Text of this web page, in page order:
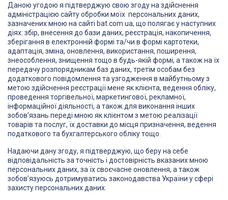
Даною угодою я підтверджую свою згоду на здійснення
адміністрацією сайту обробки моїх персональних даних,
зазначених мною на сайті bat.com.ua, що полягає у наступних
діях: збір, внесення до бази даних, реєстрація, накопичення,
зберігання в електронній формі та/чи в формі картотеки,
адаптація, зміна, оновлення, використання, поширення,
знеособлення, знищення тощо в будь-якій формі, а також на їх
передачу розпорядникам баз даних, третім особам без
додаткового повідомлення та узгодження в майбутньому з
метою здійснення реєстрації мене як клієнта, ведення обліку,
проведення торгівельної, маркетингової, рекламної,
інформаційної діяльності, а також для виконання інших
зобов’язань переді мною як клієнтом з метою реалізації
товарів та послуг, їх доставки до місця призначення, ведення
податкового та бухгалтерського обліку тощо.
Надаючи дану згоду, я підтверджую, що беру на себе
відповідальність за точність і достовірність вказаних мною
персональних даних, за їх своєчасне оновлення, а також
зобов’язуюсь дотримуватись законодавства України у сфері
захисту персональних даних.